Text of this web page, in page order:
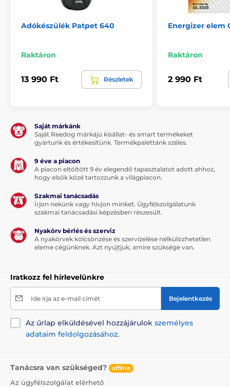
Adókészülék Patpet 640
Raktáron
13 990 Ft Részletek
Energizer elem
Raktáron
2 990 Ft
Saját márkánk
Saját Reedog márkájú kisállat- és smart termékeket
gyártunk és értékesítünk. Termékpalettánk széles.
9 éve a piacon
A piacon eltöltött 9 év elegendő tapasztalatot adott ahhoz,
hogy elsők közé tartozzunk a világpiacon.
Szakmai tanácsadás
Írjon nekünk vagy hívjon minket. Ügyfélszolgálatunk
szakmai tanácsadási képzésben részesült.
Nyakörv bérlés és szerviz
A nyakörvek kölcsönzése és szervizelése nélkülözhetetlen
eleme cégünknek. Azt nyújtjuk, amire szüksége van.
Iratkozz fel hírlevelünkre
Ide írja az e-mail címét Bejelentkezés
Az űrlap elküldésével hozzájárulok személyes
adataim feldolgozásához.
Tanácsra van szükséged? offline
Az ügyfélszolgálat elérhető